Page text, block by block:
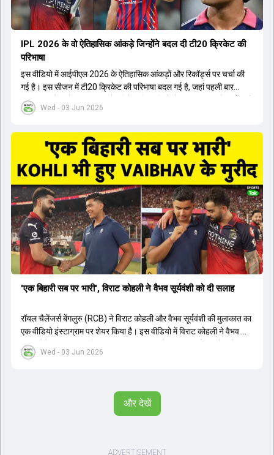
Wed - 03 Jun 2026
IPL 2026 के वो ऐतिहासिक आंकड़े जिन्होंने बदल दी टी20 क्रिकेट की
परिभाषा
इस वीडियो में आईपीएल 2026 के ऐतिहासिक आंकड़ों और रिकॉर्ड्स पर चर्चा की
गई है। इस सीजन में टी20 क्रिकेट की परिभाषा बदल गई है, जहां पहली बार
भारतीय बल्लेबाजों का स्ट्राइक रेट विदेशी खिलाड़ियों से ज्यादा रहा। पूरे टूर्नामेंट में
1426 छक्के लगे और 65 बार टीमों ने 200 से ज्यादा का स्कोर बनाया, जो एक
स्ट्राइक रेट के साथ मोस्ट वैल्युएबल प्लेयर का खिताब जीता। इसके अलावा पंजाब
और बेंगलुरु के प्रदर्शन के साथ-साथ लक्ष्य का पीछा करने वाली टीमों की सफलता
के आंकड़ों का भी विश्लेषण किया गया है।
Wed - 03 Jun 2026
'एक बिहारी सब पर भारी', विराट कोहली ने वैभव सूर्यवंशी को दी सलाह
रॉयल चैलेंजर्स बेंगलुरु (RCB) ने विराट कोहली और वैभव सूर्यवंशी की मुलाकात का
एक वीडियो इंस्टाग्राम पर शेयर किया है। इस वीडियो में विराट कोहली ने वैभव को
सलाह देते हुए कहा, 'एक बिहारी सब पर भारी। बस गेम खत्म।' कोहली ने उन्हें खुद
पर विश्वास रखने और नकारात्मक बातों पर ध्यान न देने की सलाह दी। आईपीएल
सीरीज खेलेंगे। वहीं, विराट कोहली लंदन रवाना हो गए हैं और अगली वनडे सीरीज में
और देखें